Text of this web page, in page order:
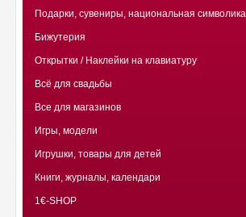
Подарки, сувениры, национальная символика
Бижутерия
Открытки / Наклейки на клавиатуру
Всё для свадьбы
Все для магазинов
Игры, модели
Игрушки, товары для детей
Книги, журналы, календари
1€-SHOP